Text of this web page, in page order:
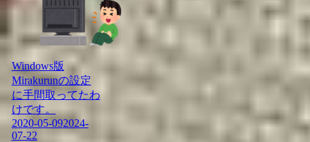
Windows版
Mirakurunの設定
に手間取ってたわ
けです。
2020-05-092024-
07-22